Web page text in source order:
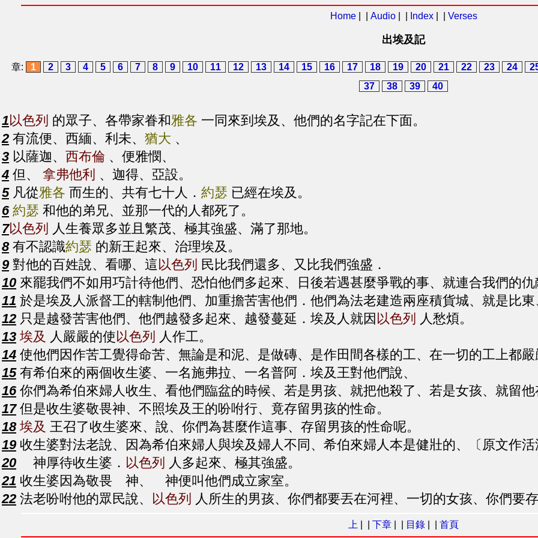
Home| | Audio| | Index| | Verses
出埃及記
章: 1 2 3 4 5 6 7 8 9 10 11 12 13 14 15 16 17 18 19 20 21 22 23 24
37
38 39 40
1以色列 的眾子、各帶家眷和雅各 一同來到埃及、他們的名字記在下面。
2 有流便、西緬、利未、 猶大 、
3 以薩迦、 西布倫 、便雅憫、
4 但、 拿弗他利 、迦得、亞設。
5凡從雅各 而生的、共有七十人． 約瑟 已經在埃及。
6 約瑟 和他的弟兄、並那一代的人都死了。
7以色列 人生養眾多並且繁茂、極其強盛、滿了那地。
8有不認識約瑟 的新王起來、治理埃及。
9對他的百姓說、看哪、這以色列 民比我們還多、又比我們強盛．
10 來罷我們不如用巧計待他們、恐怕他們多起來、日後若遇甚麼爭戰的事、就連合我們的仇
11 於是埃及人派督工的轄制他們、加重擔苦害他們．他們為法老建造兩座積貨城、就是比東
12 只是越發苦害他們、他們越發多起來、越發蔓延．埃及人就因 以色列 人愁煩。
13 埃及 人嚴嚴的使以色列 人作工。
14 使他們因作苦工覺得命苦、無論是和泥、是做磚、是作田間各樣的工、在一切的工上都嚴
15有希伯來的兩個收生婆、一名施弗拉、一名普阿．埃及王對他們說、
16你們為希伯來婦人收生、看他們臨盆的時候、若是男孩、就把他殺了、若是女孩、就留他
17但是收生婆敬畏神、不照埃及王的吩咐行、竟存留男孩的性命。
18埃及 王召了收生婆來、說、你們為甚麼作這事、存留男孩的性命呢。
19收生婆對法老說、因為希伯來婦人與埃及婦人不同、希伯來婦人本是健壯的、〔原文作活
20 神厚待收生婆． 以色列 人多起來、極其強盛。
21 收生婆因為敬畏 神、 神便叫他們成立家室。
22 法老吩咐他的眾民說、 以色列 人所生的男孩、你們都要丟在河裡、一切的女孩、你們要存
上 下章 目錄 首頁